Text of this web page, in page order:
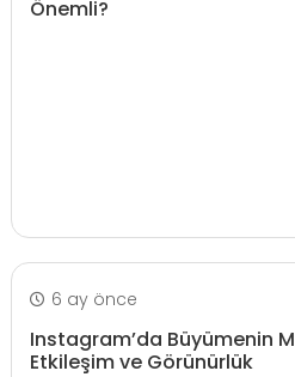
Önemli?
6 ay önce
Instagram’da Büyümenin
Etkileşim ve Görünürlük